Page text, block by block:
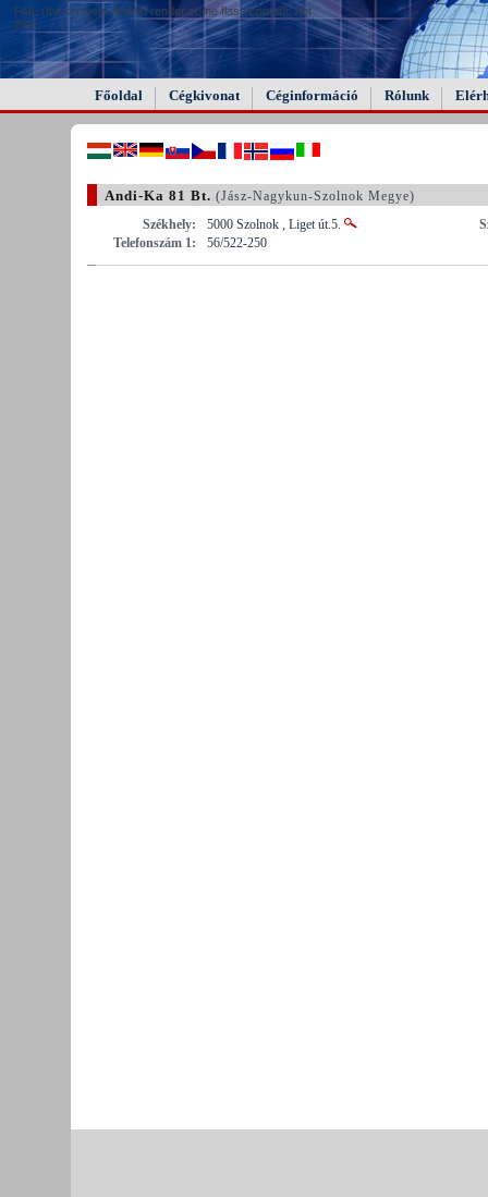
FAIL (the browser should render some flash content, not
this).
Főoldal Cégkivonat Céginformáció Rólunk
Andi-Ka 81 Bt. (Jász-Nagykun-Szolnok Megye)
Székhely:
5000 Szolnok , Liget út.5.
Telefonszám 1:
56/522-250